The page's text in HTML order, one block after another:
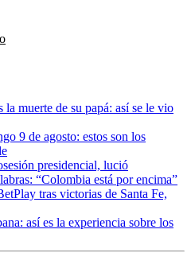
la muerte de su papá: así se le vio
9 de agosto: estos son los
presidencial, lució
“Colombia está por encima”
tras victorias de Santa Fe,
así es la experiencia sobre los